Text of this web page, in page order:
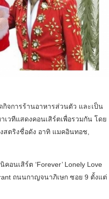
กิจการร้านอาหารส่วนตัว และเป็น
เวทีแสดงคอนเสิร์ตเพื่อรวมกัน โดย
สตริงชื่อดัง อาทิ แมคอินทอช,
อนเสิร์ต ‘Forever’ Lonely Love
ถนนกาญจนาภิเษก ซอย 9 ตั้งแต่